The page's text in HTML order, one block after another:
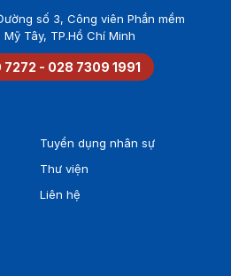
số 3, Công viên Phần mềm
Tây, TP.Hồ Chí Minh
7272 - 028 7309 1991
Tuyển dụng nhân sự
Thư viện
Liên hệ